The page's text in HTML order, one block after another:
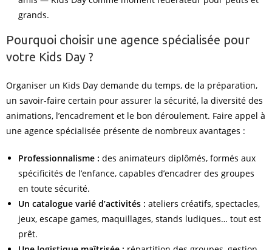
grands.
Pourquoi choisir une agence spécialisée pour
votre Kids Day ?
Organiser un Kids Day demande du temps, de la préparation,
un savoir-faire certain pour assurer la sécurité, la diversité des
animations, l’encadrement et le bon déroulement. Faire appel à
une agence spécialisée présente de nombreux avantages :
Professionnalisme : des animateurs diplômés, formés aux
spécificités de l’enfance, capables d’encadrer des groupes
en toute sécurité.
Un catalogue varié d’activités : ateliers créatifs, spectacles,
jeux, escape games, maquillages, stands ludiques… tout est
prêt.